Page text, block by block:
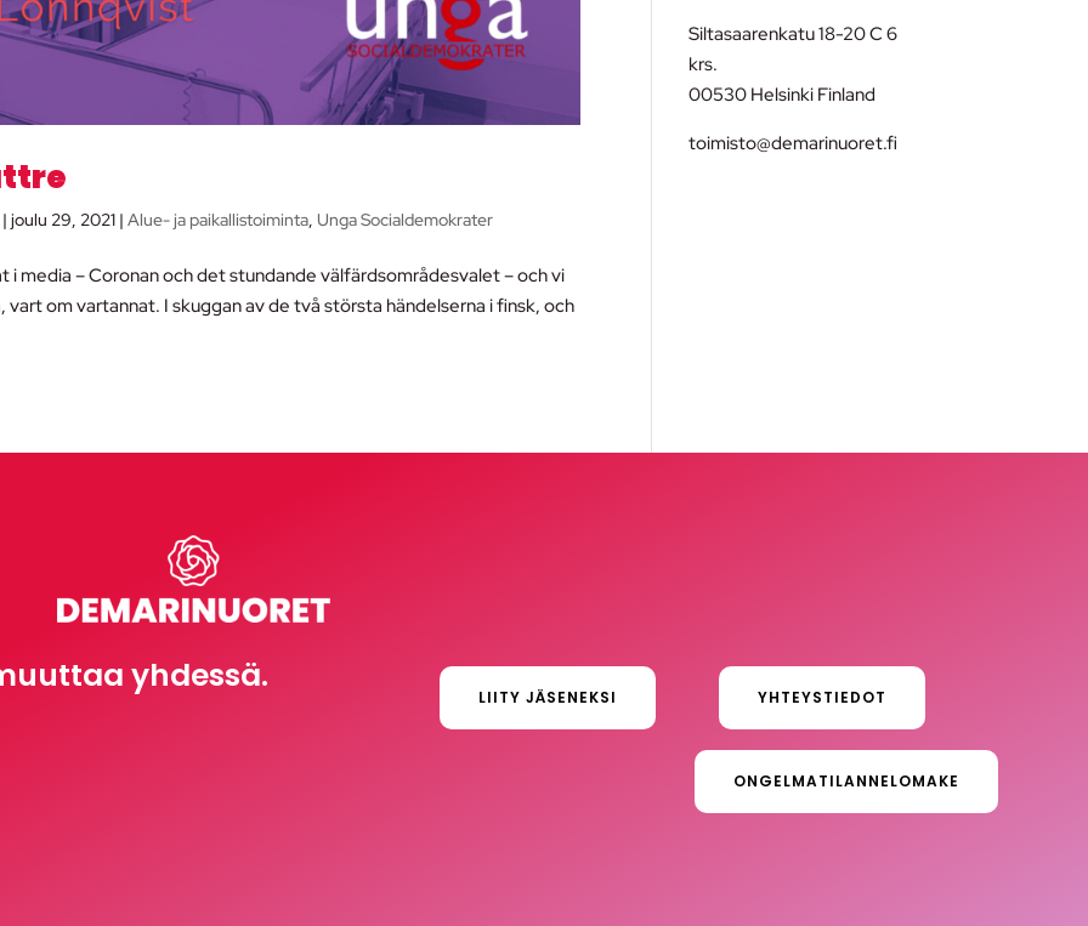
|joulu 29, 2021 |Alue- ja paikallistoiminta Unga Socialdemokrater
media – Coronan och det stundande välfärdsområdesvalet – och vi
om vartannat. I skuggan av de två största händelserna i finsk, och
Siltasaarenkatu 18-20 C 6
krs.
00530 Helsinki Finland
toimisto@demarinuoret.fi
yhdessä.
LIITY JÄSENEKSI YHTEYSTIEDOT
ONGELMATILANNELOMAKE